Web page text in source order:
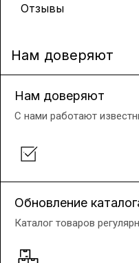
Отзывы
Нам доверяют
Нам доверяют
С нами работают
Обновление
Каталог товаров